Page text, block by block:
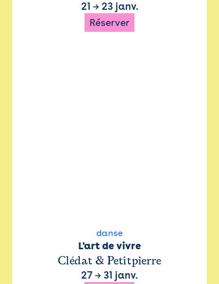
21 → 23 janv.
Réserver
danse
L'art de vivre
Clédat & Petitpierre
27 → 31 janv.